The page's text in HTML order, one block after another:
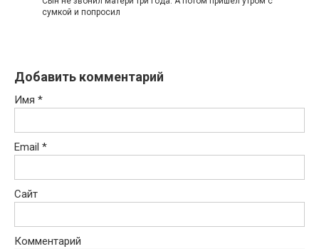
сумкой и попросил
Добавить комментарий
Имя *
Email *
Сайт
Комментарий